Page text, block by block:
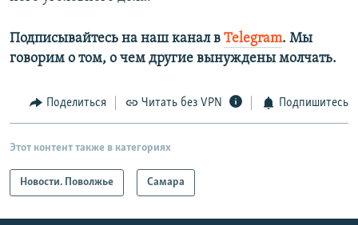
Подписывайтесь на наш канал в Telegram. Мы
говорим о том, о чем другие вынуждены молчать.
Поделиться Читать без VPN Подпишитесь
Этот контент также в категориях
Новости. Поволжье Самара